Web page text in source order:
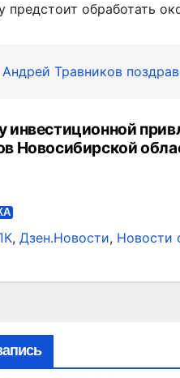
предстоит обработать
Андрей Травников
инвестиционной
Новосибирской
, Дзен.Новости, Новости